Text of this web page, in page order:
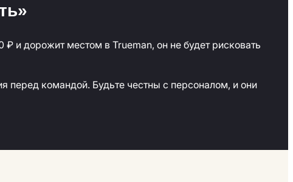
и дорожит местом в Trueman, он не будет рисковать
перед командой. Будьте честны с персоналом, и они